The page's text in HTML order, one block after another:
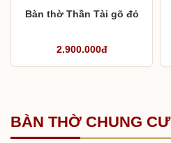
Bàn thờ Thần Tài gõ đỏ
2.900.000đ
BÀN THỜ CHUNG CƯ